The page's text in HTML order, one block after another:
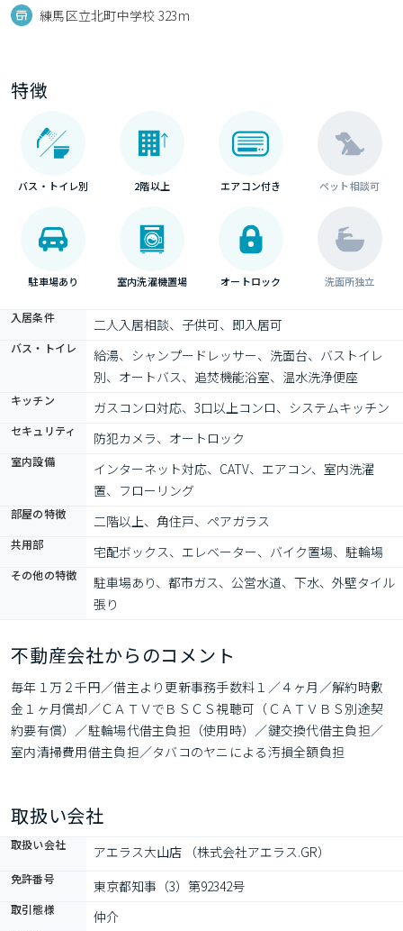
練馬区立北町中学校 323m
特徴
バス・トイレ別 2階以上 エアコン付き ペット相談可
駐車場あり 室内洗濯機置場 オートロック 洗面所独立
入居条件 二人入居相談、子供可、即入居可
バス・トイレ
給湯、シャンプードレッサー、洗面台、バストイレ
別、オートバス、追焚機能浴室、温水洗浄便座
キッチン ガスコンロ対応、3口以上コンロ、システムキッチン
セキュリティ 防犯カメラ、オートロック
室内設備
インターネット対応、CATV、エアコン、室内洗濯
置、フローリング
部屋の特徴 二階以上、角住戸、ペアガラス
共用部 宅配ボックス、エレベーター、バイク置場、駐輪場
その他の特徴
駐車場あり、都市ガス、公営水道、下水、外壁タイル
張り
不動産会社からのコメント
毎年１万２千円／借主より更新事務手数料１／４ヶ月／解約時敷
金１ヶ月償却／ＣＡＴＶでＢＳＣＳ視聴可（ＣＡＴＶＢＳ別途契
約要有償）／駐輪場代借主負担（使用時）／鍵交換代借主負担／
室内清掃費用借主負担／タバコのヤニによる汚損全額負担
取扱い会社
取扱い会社 アエラス大山店 （株式会社アエラス.GR）
免許番号 東京都知事（3）第92342号
取引態様 仲介